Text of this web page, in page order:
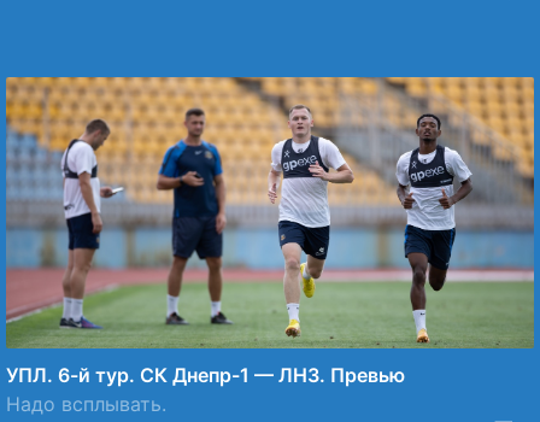
УПЛ. 6-й тур. СК Днепр-1 — ЛНЗ. Превью
Надо всплывать.